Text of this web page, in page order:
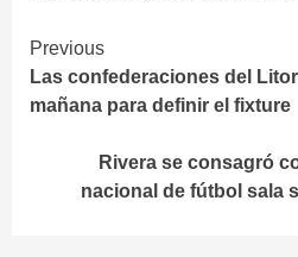
Continue
Reading
Previous
Las confederaciones del
mañana para definir el fixture
Rivera se consagró
nacional de fútbol sala